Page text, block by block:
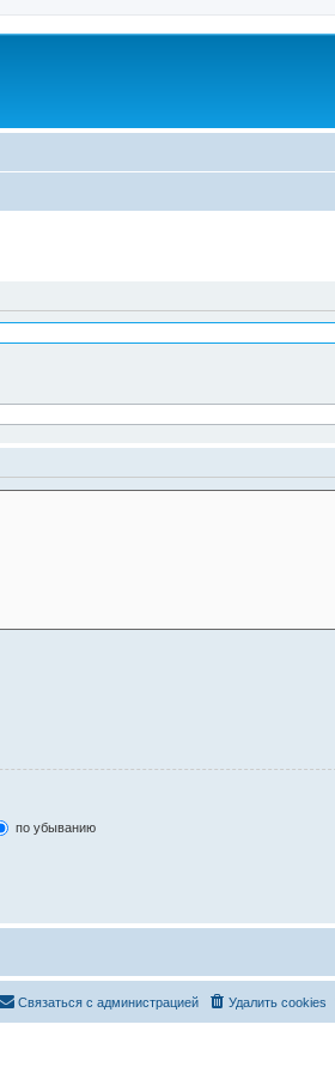
по убыванию
Удалить cookies
Связаться с администрацией